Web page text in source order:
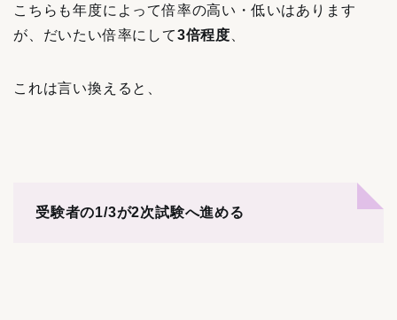
こちらも年度によって倍率の高い・低いはあります
が、だいたい倍率にして3倍程度、
これは言い換えると、
受験者の1/3が2次試験へ進める